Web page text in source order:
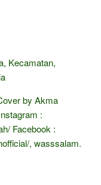
Kecamatan,
by Akma
:
Facebook :
, wasssalam.